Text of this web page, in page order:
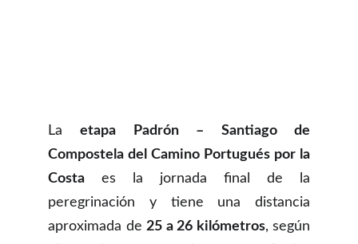
Laetapa Padrón – Santiago de
Compostela del Camino Portugués por la
Costa es la jornada final de la
peregrinación y tiene una distancia
aproximada de 25 a 26 kilómetros, según